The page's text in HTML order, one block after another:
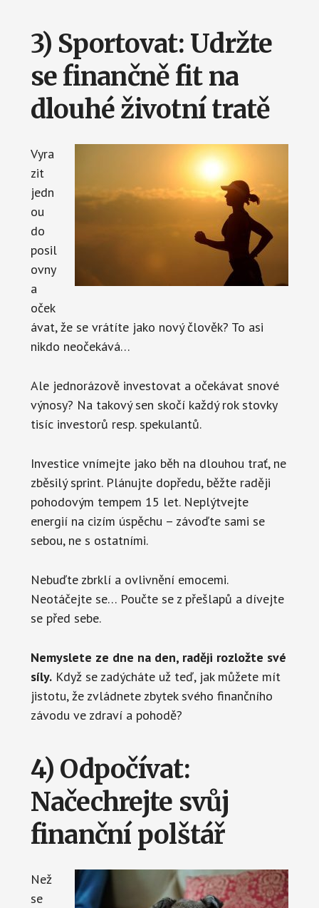
3) Sportovat: Udržte
se finančně fit na
dlouhé životní tratě
Vyra
zit
jedn
ou
do
posil
ovny
a
oček
ávat, že se vrátíte jako nový člověk? To asi
nikdo neočekává…
Ale jednorázově investovat a očekávat snové
výnosy? Na takový sen skočí každý rok stovky
tisíc investorů resp. spekulantů.
Investice vnímejte jako běh na dlouhou trať, ne
zběsilý sprint. Plánujte dopředu, běžte raději
pohodovým tempem 15 let. Neplýtvejte
energií na cizím úspěchu – závoďte sami se
sebou, ne s ostatními.
Nebuďte zbrklí a ovlivnění emocemi.
Neotáčejte se… Poučte se z přešlapů a dívejte
se před sebe.
Nemyslete ze dne na den, raději rozložte své
síly.Když se zadýcháte už teď, jak můžete mít
jistotu, že zvládnete zbytek svého finančního
závodu ve zdraví a pohodě?
4) Odpočívat:
Načechrejte svůj
finanční polštář
Než
se